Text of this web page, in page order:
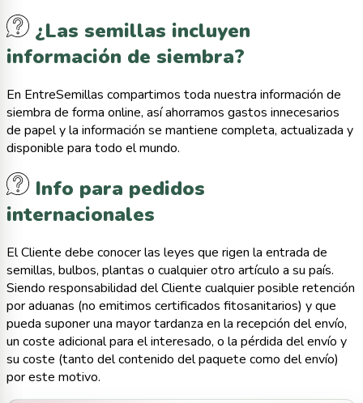
¿Las semillas incluyen
información de siembra?
En EntreSemillas compartimos toda nuestra información de
siembra de forma online, así ahorramos gastos innecesarios
de papel y la información se mantiene completa, actualizada y
disponible para todo el mundo.
Info para pedidos
internacionales
El Cliente debe conocer las leyes que rigen la entrada de
semillas, bulbos, plantas o cualquier otro artículo a su país.
Siendo responsabilidad del Cliente cualquier posible retención
por aduanas (no emitimos certificados fitosanitarios) y que
pueda suponer una mayor tardanza en la recepción del envío,
un coste adicional para el interesado, o la pérdida del envío y
su coste (tanto del contenido del paquete como del envío)
por este motivo.